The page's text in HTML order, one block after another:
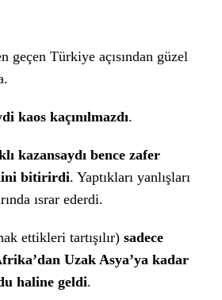
geçen Türkiye açısından güzel
kaos kaçınılmazdı.
kazansaydı bence zafer
bitirirdi. Yaptıkları yanlışları
ısrar ederdi.
ettikleri tartışılır) sadece
Uzak Asya’ya kadar
haline geldi.